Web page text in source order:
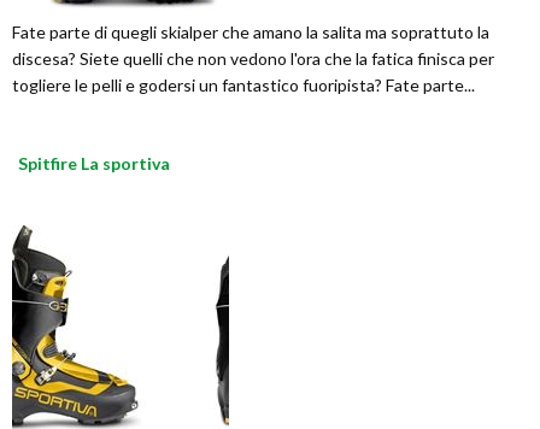
Fate parte di quegli skialper che amano la salita ma soprattuto la
discesa? Siete quelli che non vedono l'ora che la fatica finisca per
togliere le pelli e godersi un fantastico fuoripista? Fate parte...
Spitfire La sportiva